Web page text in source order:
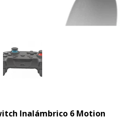
Inalámbrico 6 Motion